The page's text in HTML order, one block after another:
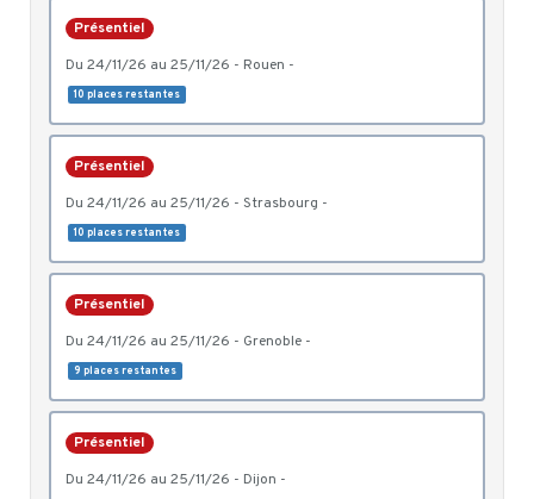
Présentiel
du 24/11/26 au 25/11/26 - Rouen -
10 places restantes
Présentiel
du 24/11/26 au 25/11/26 - Strasbourg -
10 places restantes
Présentiel
du 24/11/26 au 25/11/26 - Grenoble -
9 places restantes
Présentiel
du 24/11/26 au 25/11/26 - Dijon -